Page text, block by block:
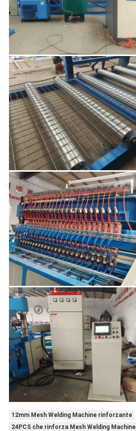
12mm Mesh Welding Machine rinforzante
24PCS che rinforza Mesh Welding Machine